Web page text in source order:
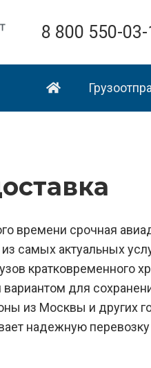
8 800 550-03-
времени срочная
самых актуальных
кратковременного
для
из Москвы и других
надежную перевозку